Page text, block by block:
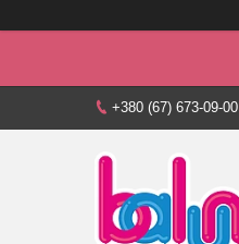
+380 (67) 673-09-00